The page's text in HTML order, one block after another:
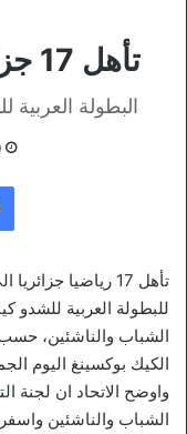
تأهل 17 جزائريا إلى الدور الثاني
البطولة
تأهل 17 رياضيا
للبطولة العربية للشدو
الشباب والناشئين، حسب
الكيك بوكسينغ اليوم
واوضح الاتحاد ان لجنة